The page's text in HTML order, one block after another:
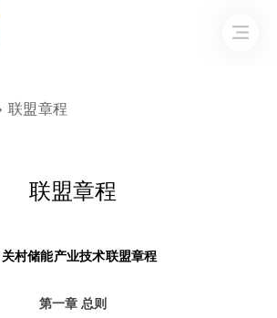
联盟章程
联盟章程
村储能产业技术联盟章程
第一章 总则